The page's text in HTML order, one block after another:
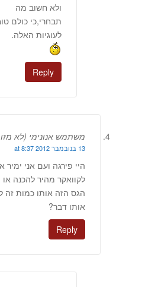
ולא חשוב מה
תבחרי,כי כולם
לעוגיות האלה.
Reply
משתמש אנונימי (לא
13 בנובמבר 2012 at 8:37
היי פירגה ועם אני ימיר
לקוואקר מהיר להכנה או
הגס הזה אותו כמות זה
אותו דבר?
Reply